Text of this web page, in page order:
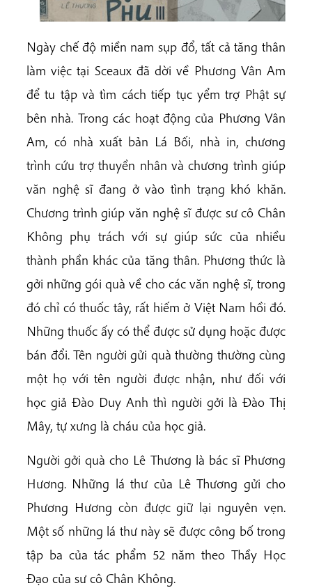
Ngày chế độ miền nam sụp đổ, tất cả tăng thân
làm việc tại Sceaux đã dời về Phương Vân Am
để tu tập và tìm cách tiếp tục yểm trợ Phật sự
bên nhà. Trong các hoạt động của Phương Vân
Am, có nhà xuất bản Lá Bối, nhà in, chương
trình cứu trợ thuyền nhân và chương trình giúp
văn nghệ sĩ đang ở vào tình trạng khó khăn.
Chương trình giúp văn nghệ sĩ được sư cô Chân
Không phụ trách với sự giúp sức của nhiều
thành phần khác của tăng thân. Phương thức là
gởi những gói quà về cho các văn nghệ sĩ, trong
đó chỉ có thuốc tây, rất hiếm ở Việt Nam hồi đó.
Những thuốc ấy có thể được sử dụng hoặc được
bán đổi. Tên người gửi quà thường thường cùng
một họ với tên người được nhận, như đối với
học giả Đào Duy Anh thì người gởi là Đào Thị
Mây, tự xưng là cháu của học giả.
Người gởi quà cho Lê Thương là bác sĩ Phương
Hương. Những lá thư của Lê Thương gửi cho
Phương Hương còn được giữ lại nguyên vẹn.
Một số những lá thư này sẽ được công bố trong
tập ba của tác phẩm 52 năm theo Thầy Học
Đạo của sư cô Chân Không.